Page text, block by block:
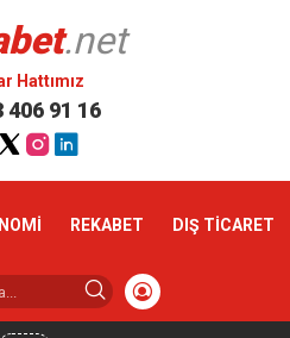
.net
Hattımız
406 91 16
REKABET DIŞ TİCARET